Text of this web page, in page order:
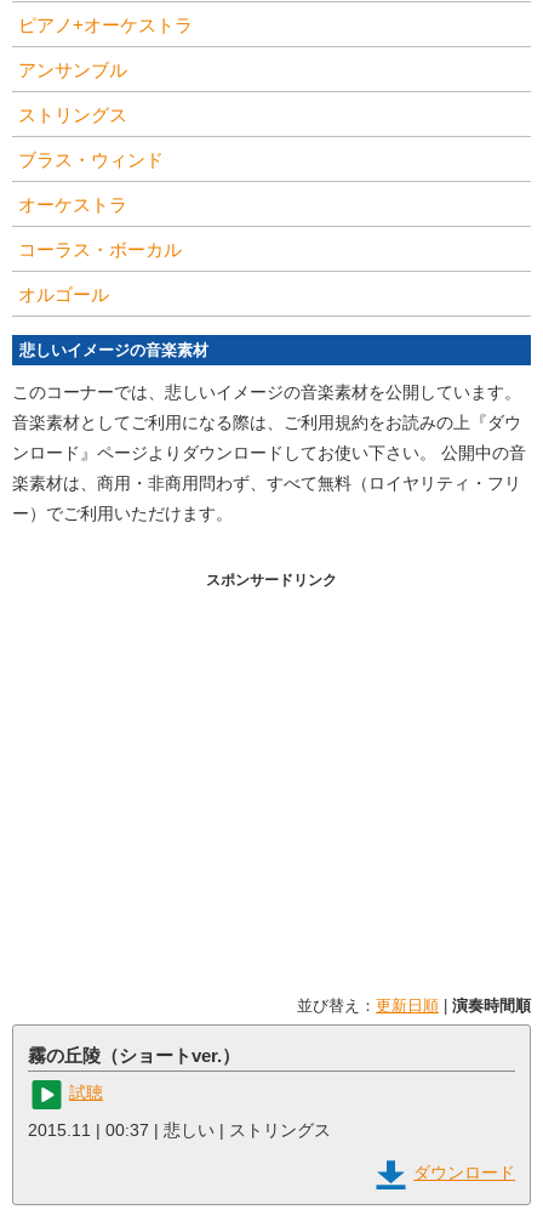
ピアノ+オーケストラ
アンサンブル
ストリングス
ブラス・ウィンド
オーケストラ
コーラス・ボーカル
オルゴール
悲しいイメージの音楽素材
このコーナーでは、悲しいイメージの音楽素材を公開しています。
音楽素材としてご利用になる際は、ご利用規約をお読みの上『ダウ
ンロード』ページよりダウンロードしてお使い下さい。 公開中の音
楽素材は、商用・非商用問わず、すべて無料（ロイヤリティ・フリ
ー）でご利用いただけます。
スポンサードリンク
並び替え： 更新日順 演奏時間順
霧の丘陵（ショートver.）
試聴
2015.11 | 00:37 | 悲しい | ストリングス
ダウンロード